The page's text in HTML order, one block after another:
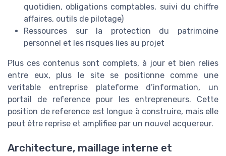
quotidien, obligations comptables, suivi du chiffre
affaires, outils de pilotage)
Ressources sur la protection du patrimoine
personnel et les risques lies au projet
Plus ces contenus sont complets, à jour et bien relies
entre eux, plus le site se positionne comme une
veritable entreprise plateforme d’information, un
portail de reference pour les entrepreneurs. Cette
position de reference est longue à construire, mais elle
peut être reprise et amplifiee par un nouvel acquereur.
Architecture, maillage interne et